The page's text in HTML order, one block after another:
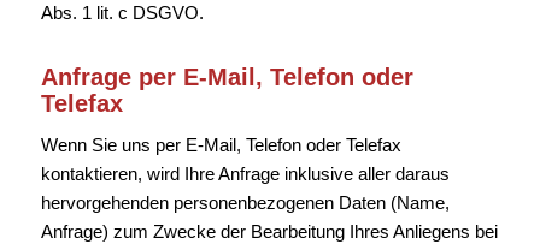
Abs. 1 lit. c DSGVO.
Anfrage per E-Mail, Telefon oder
Telefax
Wenn Sie uns per E-Mail, Telefon oder Telefax
kontaktieren, wird Ihre Anfrage inklusive aller daraus
hervorgehenden personenbezogenen Daten (Name,
Anfrage) zum Zwecke der Bearbeitung Ihres Anliegens bei